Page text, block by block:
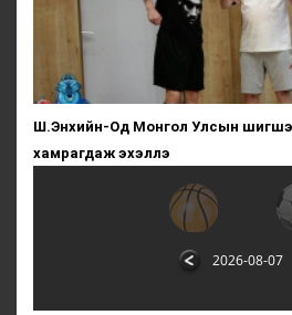
Ш.Энхийн-Од Монгол Улсын
хамрагдаж эхэллэ
2026-08-07